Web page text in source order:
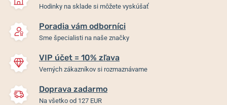
Skladom
279,20 €
Hodinky na sklade si môžete vyskúšať
Poradia vám odborníci
Sme špecialisti na naše značky
VIP účet = 10% zľava
Verných zákazníkov si rozmaznávame
Doprava zadarmo
Na všetko od 127 EUR